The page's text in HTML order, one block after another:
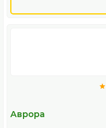
Аврора